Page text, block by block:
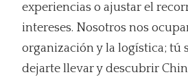
experiencias o ajustar el
intereses. Nosotros nos
organización y la logística; tú
dejarte llevar y descubrir